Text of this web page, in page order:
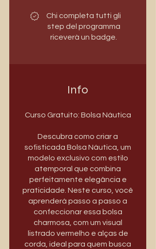
Chi completa tutti gli
step del programma
riceverà un badge.
Info
Curso Gratuito: Bolsa Náutica
Descubra como criar a
sofisticada Bolsa Náutica, um
modelo exclusivo com estilo
atemporal que combina
perfeitamente elegância e
praticidade. Neste curso, você
aprenderá passo a passo a
confeccionar essa bolsa
charmosa, com um visual
listrado vermelho e alças de
corda, ideal para quem busca